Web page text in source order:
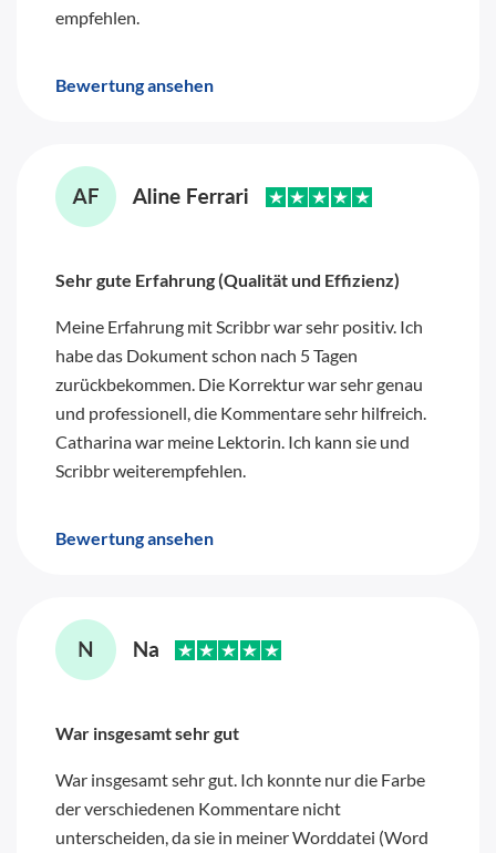
empfehlen.
Bewertung ansehen
Sehr gute Erfahrung (Qualität und Effizienz)
Meine Erfahrung mit Scribbr war sehr positiv. Ich
habe das Dokument schon nach 5 Tagen
zurückbekommen. Die Korrektur war sehr genau
und professionell, die Kommentare sehr hilfreich.
Catharina war meine Lektorin. Ich kann sie und
Scribbr weiterempfehlen.
Bewertung ansehen
War insgesamt sehr gut
War insgesamt sehr gut. Ich konnte nur die Farbe
der verschiedenen Kommentare nicht
unterscheiden, da sie in meiner Worddatei (Word